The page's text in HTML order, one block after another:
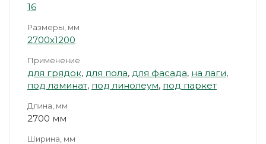
16
Размеры, мм
2700х1200
Применение
для грядок, для пола, для фасада, на лаги,
под ламинат, под линолеум, под паркет
Длина, мм
2700 мм
Ширина, мм